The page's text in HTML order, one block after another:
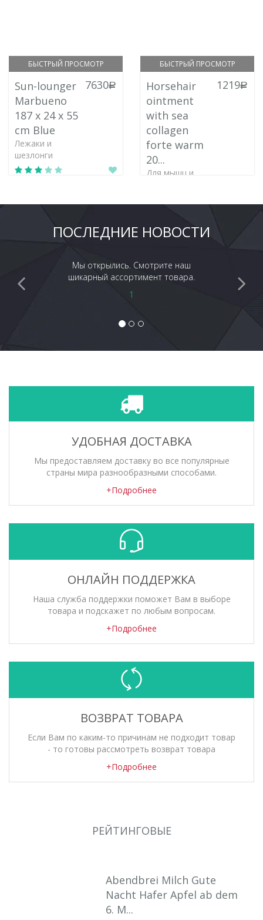
БЫСТРЫЙ ПРОСМОТР
Sun-lounger
Marbueno
187 x 24 x 55
cm Blue
Лежаки и
шезлонги
7630руб.
БЫСТРЫЙ ПРОСМОТР
Horsehair
ointment
with sea
collagen
forte warm
20...
Для мышц и
1219руб.
ПОСЛЕДНИЕ НОВОСТИ
Мы открылись. Смотрите наш
шикарный ассортимент товара.
1
УДОБНАЯ ДОСТАВКА
Мы предоставляем доставку во все популярные
страны мира разнообразными способами.
+Подробнее
ОНЛАЙН ПОДДЕРЖКА
Наша служба поддержки поможет Вам в выборе
товара и подскажет по любым вопросам.
+Подробнее
ВОЗВРАТ ТОВАРА
Если Вам по каким-то причинам не подходит товар
- то готовы рассмотреть возврат товара
+Подробнее
РЕЙТИНГОВЫЕ
Abendbrei Milch Gute
Nacht Hafer Apfel ab dem
6. M...